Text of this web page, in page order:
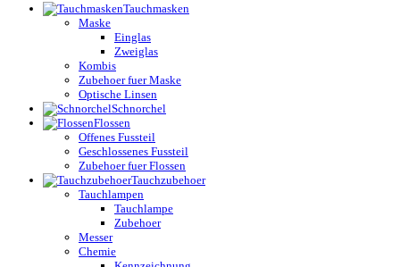
Tauchmasken
Maske
Einglas
Zweiglas
Kombis
Zubehoer fuer Maske
Optische Linsen
Schnorchel
Flossen
Offenes Fussteil
Geschlossenes Fussteil
Zubehoer fuer Flossen
Tauchzubehoer
Tauchlampen
Tauchlampe
Zubehoer
Messer
Chemie